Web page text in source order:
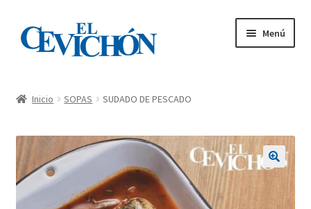
Menú
Mi cuenta
Pedidos
Inicio SOPAS SUDADO DE PESCADO